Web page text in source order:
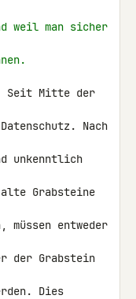
weil man sicher
Seit Mitte der
Nach
unkenntlich
Grabsteine
müssen entweder
der Grabstein
Dies